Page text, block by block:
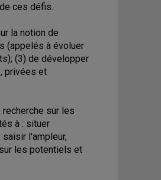
ces défis.
la notion de
(appelés à évoluer
(3) de développer
privées et
sur les
à : situer
l'ampleur,
les potentiels et